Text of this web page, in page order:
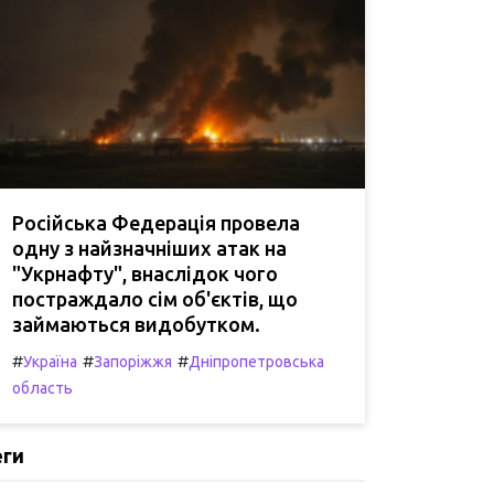
Російська Федерація провела
одну з найзначніших атак на
"Укрнафту", внаслідок чого
постраждало сім об'єктів, що
займаються видобутком.
#Україна #Запоріжжя #Дніпропетровська
область